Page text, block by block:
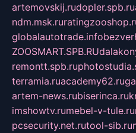
artemovskij.rudopler.spb.ru
ndm.msk.ru
globalautotrade.info
ZOOSMART.SPB.RU
remontt.spb.ru
terramia.ruacademy62.ru
artem-news.rubiserinca.ru
imshowtv.rumebel-v-tule.ru
pcsecurity.net.rutool-sib.ru